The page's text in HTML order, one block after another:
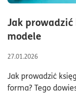
Jak
modeleczas
27.01.2026
Jak prowadzić
forma? Tego